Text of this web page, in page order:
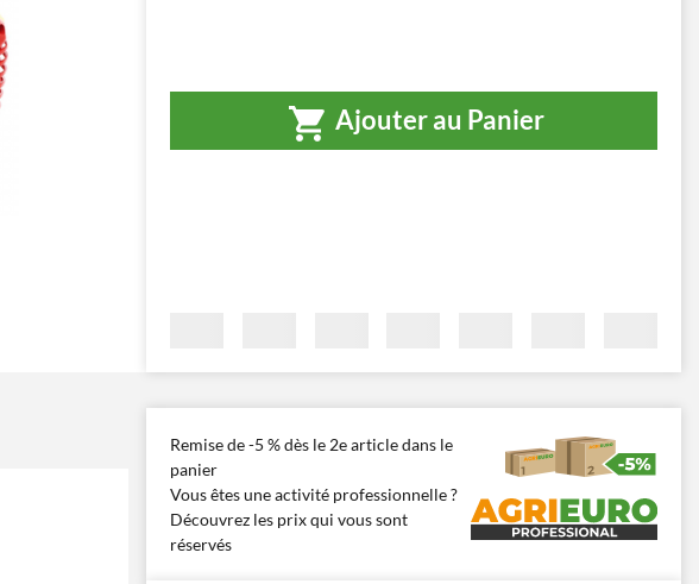
Ajouter au Panier
Remise de -5 % dès le 2e article dans le
panier
Vous êtes une activité professionnelle ?
Découvrez les prix qui vous sont
réservés